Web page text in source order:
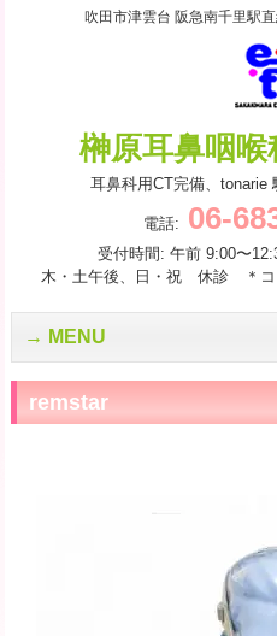
吹田市津雲台 阪急南千里駅
榊原耳鼻咽
耳鼻科用CT完備、tonarie
電話: 06-
受付時間: 午前 9:00〜
木・土午後、日・祝 休診 ＊コ
MENU
remstar